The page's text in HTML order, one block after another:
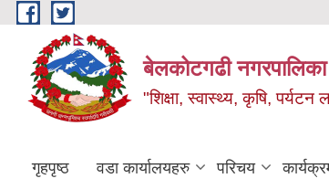
Skip to main content
बेलकोटगढी नगरपालिका
"शिक्षा, स्वास्थ्य, कृषि, पर्यटन
गृहपृष्ठ वडा कार्यालयहरु परिचय